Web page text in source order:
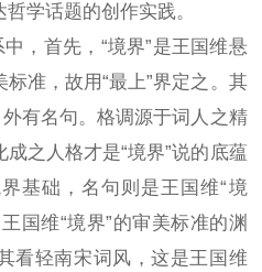
学话题的创作实践。
，首先，“境界”是王国维悬
准，故用“最上”界定之。其
有名句。格调源于词人之精
之人格才是“境界”说的底蕴
基础，名句则是王国维“境
国维“境界”的审美标准的渊
看轻南宋词风，这是王国维